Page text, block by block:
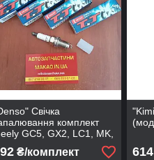
Свічка
комплект
GC5, GX2, LC1, MK,
2, MK Cross
₴/комплект 614